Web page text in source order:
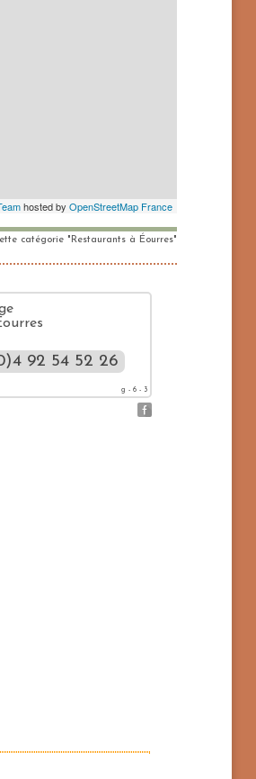
catégorie "Restaurants à Éourres"
92 54 52 26
g - 6 - 3